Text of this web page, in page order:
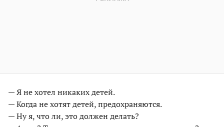
— Я не хотел никаких детей.
— Когда не хотят детей, предохраняются.
— Ну я, что ли, это должен делать?